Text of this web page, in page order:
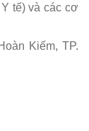
tế) và các cơ
Kiếm, TP.